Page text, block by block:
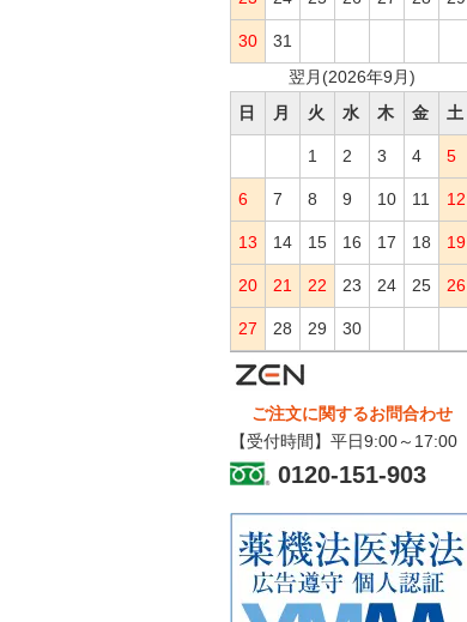
30
31
翌月(2026年9月)
日
月 火 水 木 金 土
1 2 3 4 5
6 7 8 9 10 11 12
13 14 15 16 17 18 19
20 21 22 23 24 25 26
27 28 29 30
ご注文に関するお問合わせ
【受付時間】平日9:00～17:00
0120-151-903